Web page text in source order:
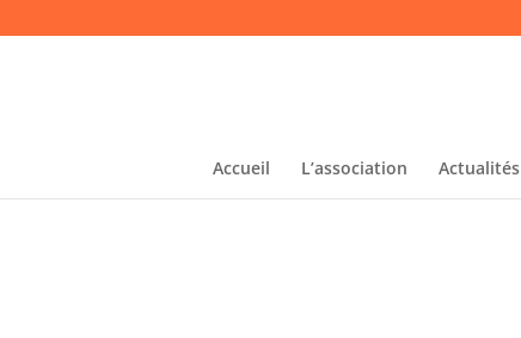
Accueil L’association Actualités